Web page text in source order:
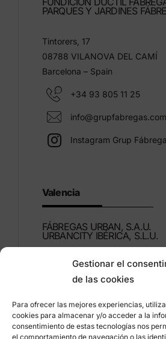
Gestionar el
de las cookies
Para ofrecer las mejores experiencias,
cookies para almacenar y/o acceder a la
consentimiento de estas tecnologías nos
el comportamiento de navegación o las
PARQUES Y JARDINES
Tintorers, 17
08788 VILANOVA DEL CAMÍ
Barcelona – Spain
+34 93 805 11 25
info@grupfabregas.com
Instagram Grup
Valencia
FÁBREGAS URBAN, S.A.U.
URBANCITY IBÉRICA, S.L.U.
Montdúber, 3
46960 ALDAIA
+34 96 151 53 44